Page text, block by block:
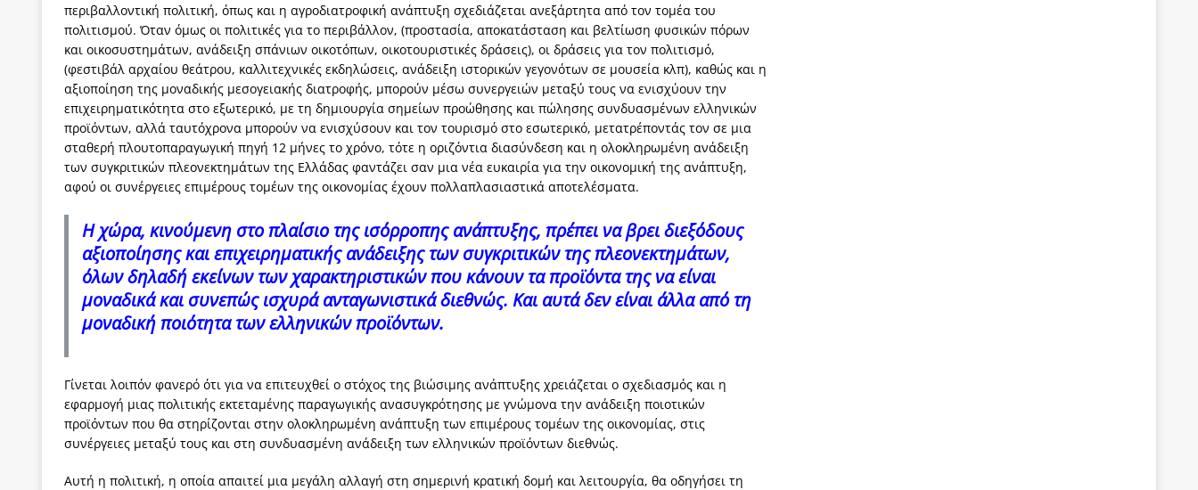
περιβαλλοντική πολιτική, όπως και η αγροδιατροφική ανάπτυξη σχεδιάζεται ανεξάρτητα από τον τομέα του
πολιτισμού. Όταν όμως οι πολιτικές για το περιβάλλον, (προστασία, αποκατάσταση και βελτίωση φυσικών πόρων
και οικοσυστημάτων, ανάδειξη σπάνιων οικοτόπων, οικοτουριστικές δράσεις), οι δράσεις για τον πολιτισμό,
(φεστιβάλ αρχαίου θεάτρου, καλλιτεχνικές εκδηλώσεις, ανάδειξη ιστορικών γεγονότων σε μουσεία κλπ), καθώς και η
αξιοποίηση της μοναδικής μεσογειακής διατροφής, μπορούν μέσω συνεργειών μεταξύ τους να ενισχύουν την
επιχειρηματικότητα στο εξωτερικό, με τη δημιουργία σημείων προώθησης και πώλησης συνδυασμένων ελληνικών
προϊόντων, αλλά ταυτόχρονα μπορούν να ενισχύσουν και τον τουρισμό στο εσωτερικό, μετατρέποντάς τον σε μια
σταθερή πλουτοπαραγωγική πηγή 12 μήνες το χρόνο, τότε η οριζόντια διασύνδεση και η ολοκληρωμένη ανάδειξη
των συγκριτικών πλεονεκτημάτων της Ελλάδας φαντάζει σαν μια νέα ευκαιρία για την οικονομική της ανάπτυξη,
αφού οι συνέργειες επιμέρους τομέων της οικονομίας έχουν πολλαπλασιαστικά αποτελέσματα.
Η χώρα, κινούμενη στο πλαίσιο της ισόρροπης ανάπτυξης, πρέπει να βρει διεξόδους
αξιοποίησης και επιχειρηματικής ανάδειξης των συγκριτικών της πλεονεκτημάτων,
όλων δηλαδή εκείνων των χαρακτηριστικών που κάνουν τα προϊόντα της να είναι
μοναδικά και συνεπώς ισχυρά ανταγωνιστικά διεθνώς. Και αυτά δεν είναι άλλα από τη
μοναδική ποιότητα των ελληνικών προϊόντων.
Γίνεται λοιπόν φανερό ότι για να επιτευχθεί ο στόχος της βιώσιμης ανάπτυξης χρειάζεται ο σχεδιασμός και η
εφαρμογή μιας πολιτικής εκτεταμένης παραγωγικής ανασυγκρότησης με γνώμονα την ανάδειξη ποιοτικών
προϊόντων που θα στηρίζονται στην ολοκληρωμένη ανάπτυξη των επιμέρους τομέων της οικονομίας, στις
συνέργειες μεταξύ τους και στη συνδυασμένη ανάδειξη των ελληνικών προϊόντων διεθνώς.
Αυτή η πολιτική, η οποία απαιτεί μια μεγάλη αλλαγή στη σημερινή κρατική δομή και λειτουργία, θα οδηγήσει τη